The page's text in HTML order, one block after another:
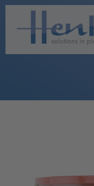
Home
Leistungen
Produkte